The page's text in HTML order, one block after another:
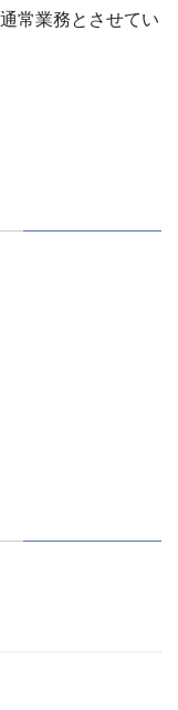
業務とさせてい